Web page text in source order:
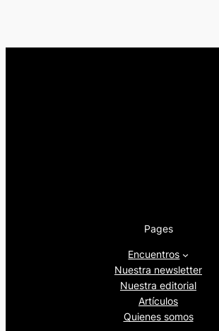
Pages
Encuentros
Nuestra newsletter
Nuestra editorial
Artículos
Quienes somos